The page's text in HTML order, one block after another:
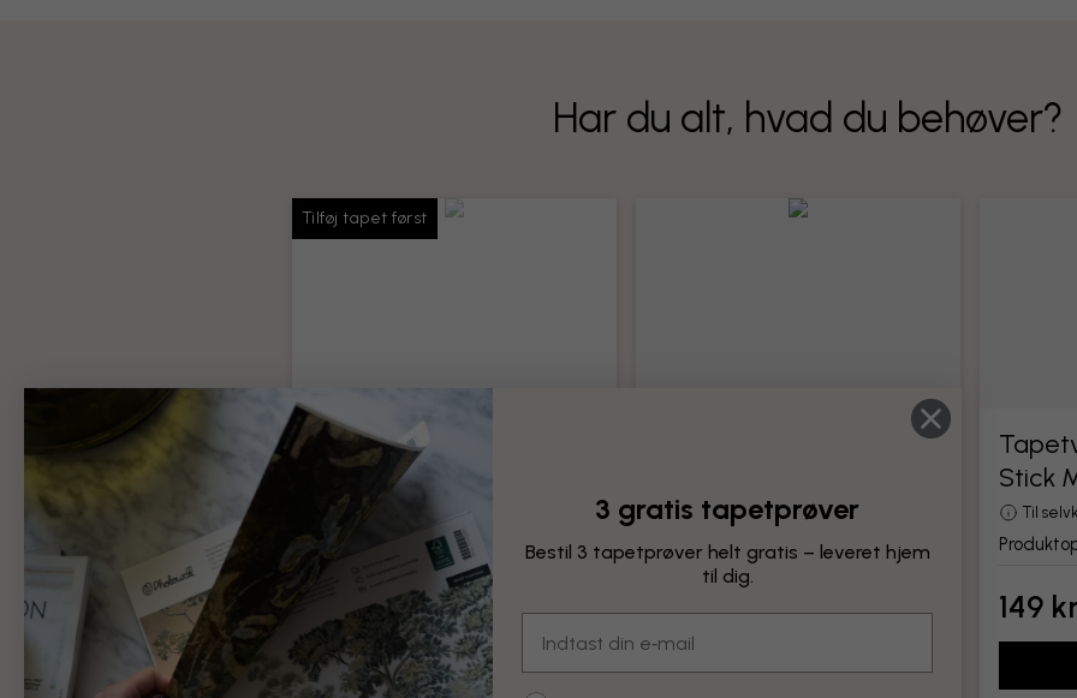
Har du alt, hvad du behøver?
Tilføj tapet først
Tapetlim
Lim nok til hele din bestilling
69 kr.
Tilføj
Produktoplysninger
149 kr.
Stick
Til
149
3 gratis tapetprøver
Bestil 3 tapetprøver helt gratis – leveret hjem
til dig.